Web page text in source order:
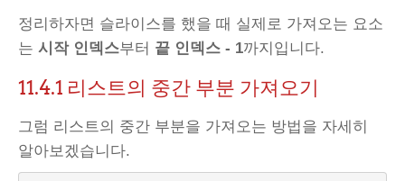
정리하자면 슬라이스를 했을 때 실제로 가져오는 요소
는 시작 인덱스부터 끝 인덱스 - 1까지입니다.
11.4.1 리스트의 중간 부분 가져오기
그럼 리스트의 중간 부분을 가져오는 방법을 자세히
알아보겠습니다.